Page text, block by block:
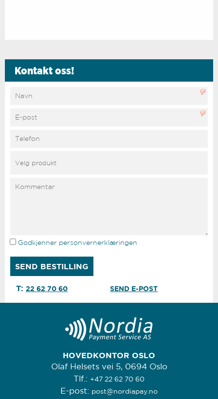
Kontakt oss!
Godkjenner personvernerklæringen
T:22 62 70 60 SEND E-POST
HOVEDKONTOR OSLO
Olaf Helsets vei 5, 0694 Oslo
Tlf.: +47 22 62 70 60
E-post: post@nordiapay.no